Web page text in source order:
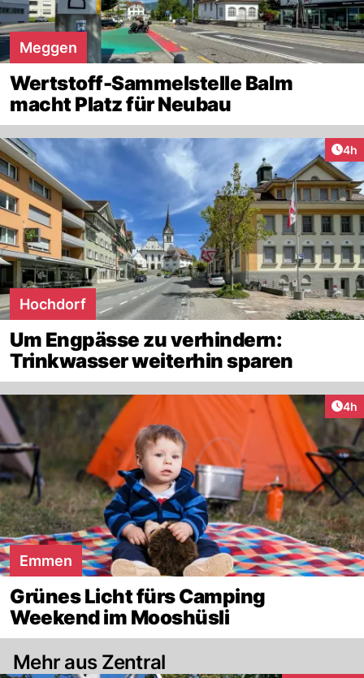
Meggen
Wertstoff-Sammelstelle Balm
macht Platz für Neubau
4h
Hochdorf
Um Engpässe zu verhindern:
Trinkwasser weiterhin sparen
4h
Emmen
Grünes Licht fürs Camping
Weekend im Mooshüsli
Mehr aus Zentral